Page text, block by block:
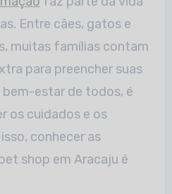
Entre cães, gatos e
muitas famílias contam
para preencher suas
bem-estar de todos, é
os cuidados e os
conhecer as
shop em Aracaju é